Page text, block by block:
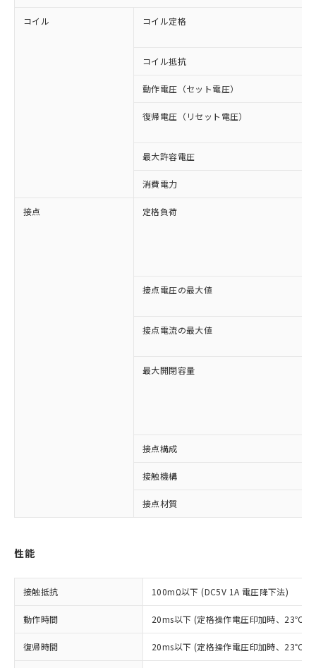
コイル コイル定格
コイル抵抗
動作電圧（セット電圧）
復帰電圧（リセット電圧）
最大許容電圧
消費電力
接点 定格負荷
接点電圧の最大値
接点電流の最大値
最大開閉容量
接点構成
接触機構
接点材質
性能
接触抵抗 100mΩ以下 (DC5V 1A 電圧降下法)
動作時間 20ms以下 (定格操作電圧印加時、23℃、
復帰時間 20ms以下 (定格操作電圧印加時、23℃、
以下の条件をお読みいただき、同意のうえ
ご利用ください。
本サービスは、当社制御機器事業取扱
商品の当社在庫状況および標準価格
(税抜)を提供させていただくもので
対応済み：EU RoHS指令（10物質）の
非含有に対応した製品が提供可能な商品で
非含有に非対応の商品で、対応品を出す予
定はありません。
調査・確認中：EU RoHS指令（10物質）の
非含有の対応状況を調査中または確認中の
商品です。
非該当品：ライセンス料など無形物で、有
※1 中国RoHS○×表
「○」：最大均質材料含有率が中国RoHSの